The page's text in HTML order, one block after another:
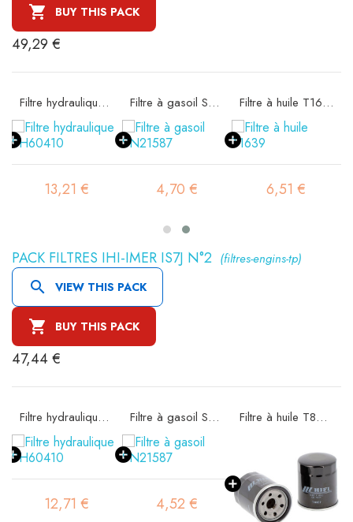
 BUY THIS PACK
49,29 €
Filtre hydraulique SH60410
13,21 €
Filtre à gasoil SN21587
4,70 €
Filtre à huile T1639
6,51 €
PACK FILTRES IHI-IMER IS7J N°2 (filtres-engins-tp)
 VIEW THIS PACK
 BUY THIS PACK
47,44 €
Filtre hydraulique SH60410
12,71 €
Filtre à gasoil SN21587
4,52 €
Filtre à huile T8307